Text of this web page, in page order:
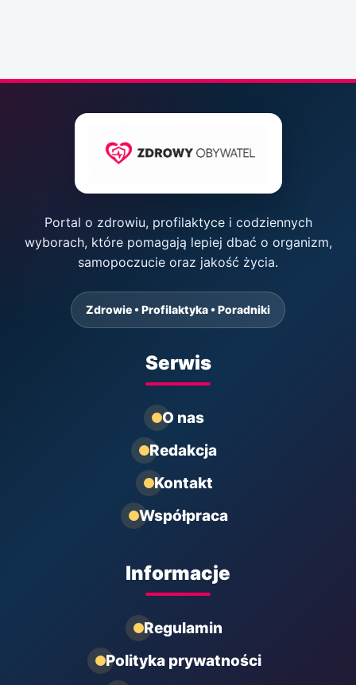
Portal o zdrowiu, profilaktyce i codziennych
wyborach, które pomagają lepiej dbać o organizm,
samopoczucie oraz jakość życia.
Zdrowie • Profilaktyka • Poradniki
Serwis
O nas
Redakcja
Kontakt
Współpraca
Informacje
Regulamin
Polityka prywatności